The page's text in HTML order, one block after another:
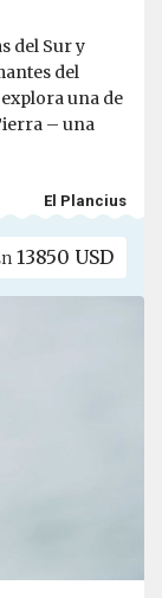
del Sur y
del
una de
– una
El Plancius
13850 USD